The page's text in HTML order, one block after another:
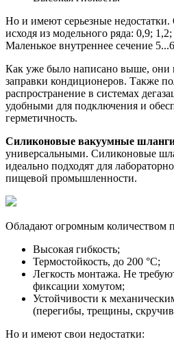
Но и имеют серьезные
исходя из модельного ряда: 0,9;
Маленькое внутреннее сечение
Как уже было написано выше, они
заправки кондиционеров. Также
распространение в системах
удобными для подключения и
герметичность.
Силиконовые вакуумные
универсальными. Силиконовые
идеально подходят для
пищевой промышленности.
Обладают огромным количеством
Высокая гибкость;
Термостойкость, до 200 °С;
Легкость монтажа. Не
фиксации хомутом;
Устойчивости к
(перегибы, трещины,
Но и имеют свои недостатки: